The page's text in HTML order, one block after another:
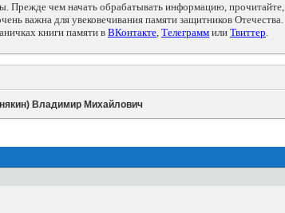
Прежде чем начать обрабатывать информацию, прочитайте,
важна для увековечивания памяти защитников Отечества.
книги памяти в ВКонтакте, Телеграмм или Твиттер.
Владимир Михайлович